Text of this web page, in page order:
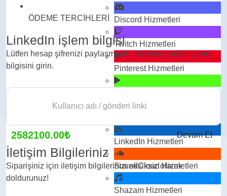
Discord Hizmetleri
Twitch Hizmetleri
PinterestHizmetleri
LinkedIn Hizmetleri
SoundCloudHizmetleri
Shazam Hizmetleri
ÖDEME TERCİHLERİ
LinkedIn işlem bilgisi
Lütfen hesap şifrenizi paylaşmayın. Sadece gerekli işlem
bilgisini girin.
2582100.00₺ Devam Et
İletişim Bilgileriniz
Siparişiniz için iletişim bilgilerinizi eksiksiz olarak
doldurunuz!